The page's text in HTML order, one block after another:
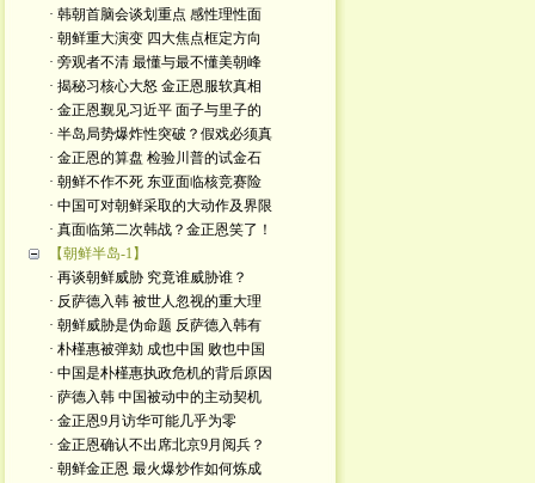
· 韩朝首脑会谈划重点 感性理性面
· 朝鲜重大演变 四大焦点框定方向
· 旁观者不清 最懂与最不懂美朝峰
· 揭秘习核心大怒 金正恩服软真相
· 金正恩觐见习近平 面子与里子的
· 半岛局势爆炸性突破？假戏必须真
· 金正恩的算盘 检验川普的试金石
· 朝鲜不作不死 东亚面临核竞赛险
· 中国可对朝鲜采取的大动作及界限
· 真面临第二次韩战？金正恩笑了！
【朝鲜半岛-1】
· 再谈朝鲜威胁 究竟谁威胁谁？
· 反萨德入韩 被世人忽视的重大理
· 朝鲜威胁是伪命题 反萨德入韩有
· 朴槿惠被弹劾 成也中国 败也中国
· 中国是朴槿惠执政危机的背后原因
· 萨德入韩 中国被动中的主动契机
· 金正恩9月访华可能几乎为零
· 金正恩确认不出席北京9月阅兵？
· 朝鲜金正恩 最火爆炒作如何炼成